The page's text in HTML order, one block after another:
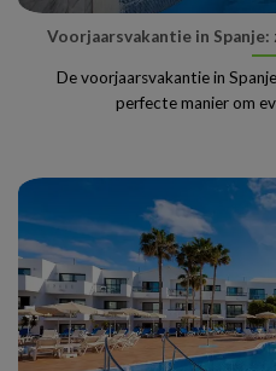
Voorjaarsvakantie in
De voorjaarsvakantie in
perfecte manier om